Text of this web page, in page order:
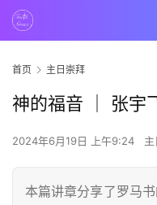
首页 主日崇拜
神的福音 ｜ 张宇
2024年6月19日 上午9:24
本篇讲章分享了罗马